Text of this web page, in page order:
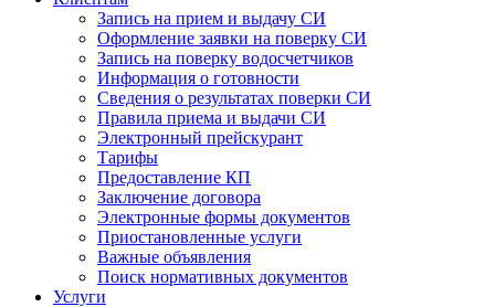
Запись на прием и выдачу СИ
Оформление заявки на поверку СИ
Запись на поверку водосчетчиков
Информация о готовности
Сведения о результатах поверки СИ
Правила приема и выдачи СИ
Электронный прейскурант
Тарифы
Предоставление КП
Заключение договора
Электронные формы документов
Приостановленные услуги
Важные объявления
Поиск нормативных документов
Услуги